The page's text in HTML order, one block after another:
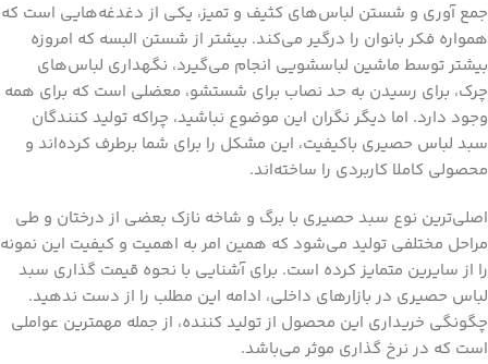
جمع آوری و شستن لباس‌های کثیف و تمیز، یکی از دغدغه‌هایی است که
همواره فکر بانوان را درگیر می‌کند. بیشتر از شستن البسه که امروزه
بیشتر توسط ماشین لباسشویی انجام می‌گیرد، نگهداری لباس‌های
چرک، برای رسیدن به حد نصاب برای شستشو، معضلی است که برای همه
وجود دارد. اما دیگر نگران این موضوع نباشید، چراکه تولید کنندگان
سبد لباس حصیری باکیفیت، این مشکل را برای شما برطرف کرده‌اند و
محصولی کاملا کاربردی را ساخته‌اند.
اصلی‌ترین نوع سبد حصیری با برگ و شاخه نازک بعضی از درختان و طی
مراحل مختلفی تولید می‌شود که همین امر به اهمیت و کیفیت این نمونه
را از سایرین متمایز کرده است. برای آشنایی با نحوه قیمت گذاری سبد
لباس حصیری در بازارهای داخلی، ادامه این مطلب را از دست ندهید.
چگونگی خریداری این محصول از تولید کننده، از جمله مهمترین عواملی
است که در نرخ گذاری موثر می‌باشد.